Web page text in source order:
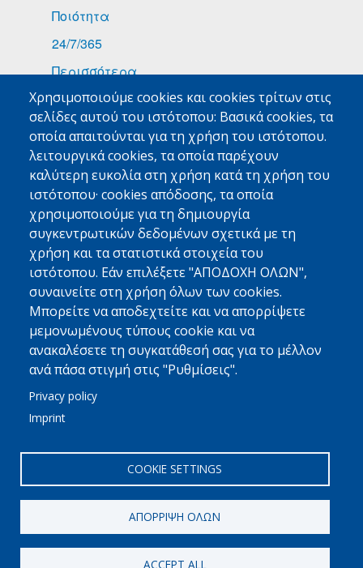
Χρησιμοποιούμε cookies και cookies τρίτων στις
σελίδες αυτού του ιστότοπου: Βασικά cookies, τα
οποία απαιτούνται για τη χρήση του ιστότοπου.
λειτουργικά cookies, τα οποία παρέχουν
καλύτερη ευκολία στη χρήση κατά τη χρήση του
ιστότοπου· cookies απόδοσης, τα οποία
χρησιμοποιούμε για τη δημιουργία
συγκεντρωτικών δεδομένων σχετικά με τη
χρήση και τα στατιστικά στοιχεία του
ιστότοπου. Εάν επιλέξετε "ΑΠΟΔΟΧΗ ΟΛΩΝ",
συναινείτε στη χρήση όλων των cookies.
Μπορείτε να αποδεχτείτε και να απορρίψετε
μεμονωμένους τύπους cookie και να
ανακαλέσετε τη συγκατάθεσή σας για το μέλλον
ανά πάσα στιγμή στις "Ρυθμίσεις".
Privacy policy
Imprint
COOKIE SETTINGS
ΑΠΌΡΡΙΨΗ ΌΛΩΝ
ACCEPT ALL
Ποιότητα
24/7/365
Περισσότερα
ΕΙΔΙΚΑ ΦΟΡΤΙΑ
Φάρμακα
Τροφοδοσίες Πλοίων
Εμπορεύματα Υψηλής Αξίας
Περισσότερα
MED FRIGO
Με Μια Ματιά
Φιλοσοφία - Όραμα - Αρχές
Γιατί Να Μας Εμπιστευτείτε
Περισσότερα
ΣΥΝΔΕΘΕΙΤΕ
Επικοινωνία
© 2021//MED FRIGO//Διόδωρου 148//Πάτρα, 26443